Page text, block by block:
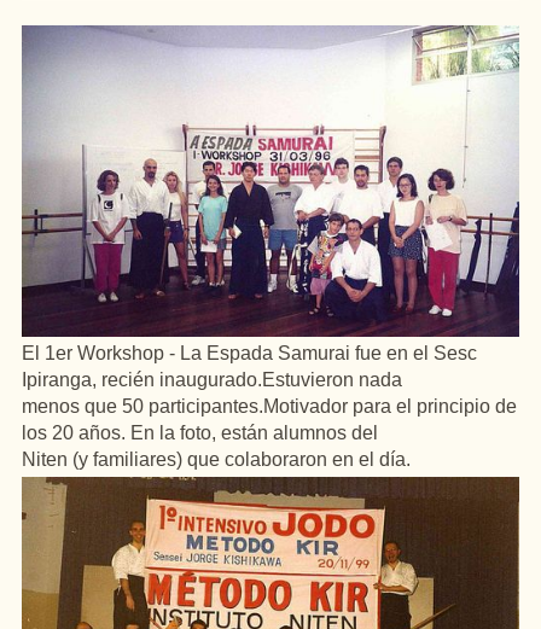
El 1er Workshop - La Espada Samurai fue en el Sesc
Ipiranga, recién inaugurado.Estuvieron nada
menos que 50 participantes.Motivador para el principio de
los 20 años. En la foto, están alumnos del
Niten (y familiares) que colaboraron en el día.